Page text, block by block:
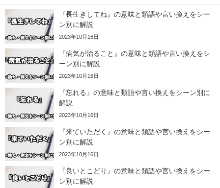
『長生きしてね』の意味と類語や言い換えをシー
ン別に解説
2023年10月16日
『病気が治ること』の意味と類語や言い換えをシ
ーン別に解説
2023年10月16日
『忘れる』の意味と類語や言い換えをシーン別に
解説
2023年10月16日
『来ていただく』の意味と類語や言い換えをシー
ン別に解説
2023年10月16日
『良いとこどり』の意味と類語や言い換えをシー
ン別に解説